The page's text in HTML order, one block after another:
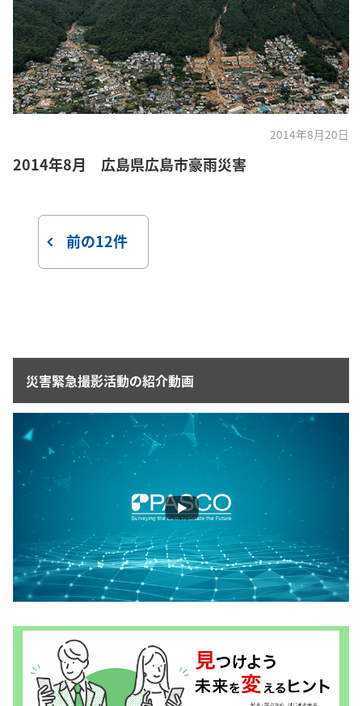
2014年8月20日
2014年8月 広島県広島市豪雨災害
前の12件
災害緊急撮影活動の紹介動画